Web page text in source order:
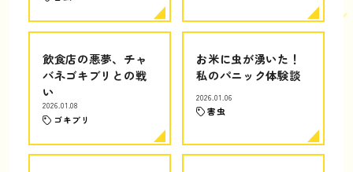
飲食店の悪夢、チャ
バネゴキブリとの戦
い
2026.01.08
ゴキブリ
お米に虫が湧いた！
私のパニック体験談
2026.01.06
害虫